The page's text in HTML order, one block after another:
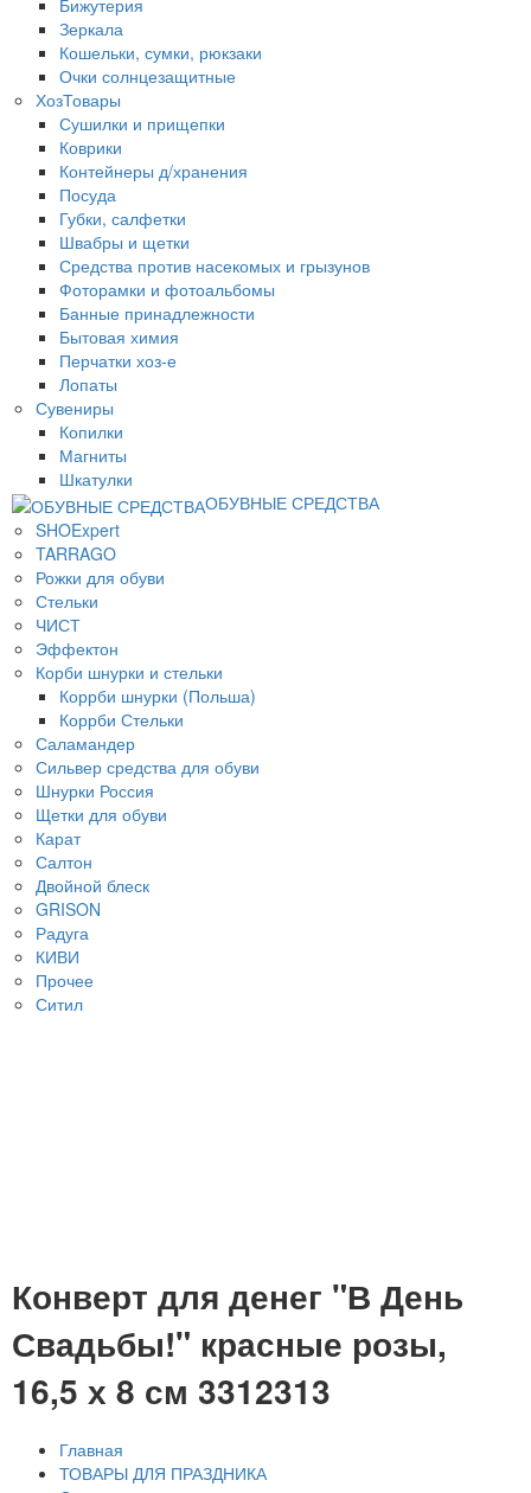
Бижутерия
Зеркала
Кошельки, сумки, рюкзаки
Очки солнцезащитные
ХозТовары
Сушилки и прищепки
Коврики
Контейнеры д/хранения
Посуда
Губки, салфетки
Швабры и щетки
Средства против насекомых и грызунов
Фоторамки и фотоальбомы
Банные принадлежности
Бытовая химия
Перчатки хоз-е
Лопаты
Сувениры
Копилки
Магниты
Шкатулки
ОБУВНЫЕ СРЕДСТВА
SHOExpert
TARRAGO
Рожки для обуви
Стельки
ЧИСТ
Эффектон
Корби шнурки и стельки
Коррби шнурки (Польша)
Коррби Стельки
Саламандер
Сильвер средства для обуви
Шнурки Россия
Щетки для обуви
Карат
Салтон
Двойной блеск
GRISON
Радуга
КИВИ
Прочее
Ситил
Конверт для денег "В День
Свадьбы!" красные розы,
16,5 х 8 см 3312313
Главная
ТОВАРЫ ДЛЯ ПРАЗДНИКА